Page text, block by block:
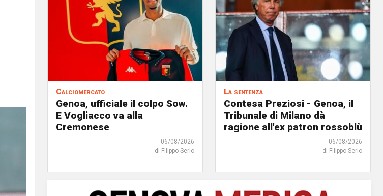
Calciomercato
Genoa, ufficiale il colpo Sow.
E Vogliacco va alla
Cremonese
06/08/2026
di Filippo Serio
La sentenza
Contesa Preziosi - Genoa, il
Tribunale di Milano dà
ragione all'ex patron rossoblù
06/08/2026
di Filippo Serio